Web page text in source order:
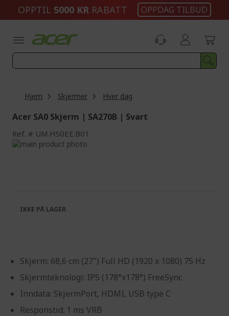
OPPTIL 5000 KR RABATT OPPDAG TILBUD
Hjem Skjermer Hver dag
Acer SA0 Skjerm | SA270B | Svart
Ref. UM.HS0EE.B01
Skip
images
gallery
the
images
Skjerm: 68,6 cm (27") Full HD (1920 x 1080) 75 Hz
Skjermteknologi: IPS (178°x178°) FreeSync
Inndata: SkjermPort, HDMI, USB type C
Responstid: 1 ms VRB
IKKE PÅ LAGER